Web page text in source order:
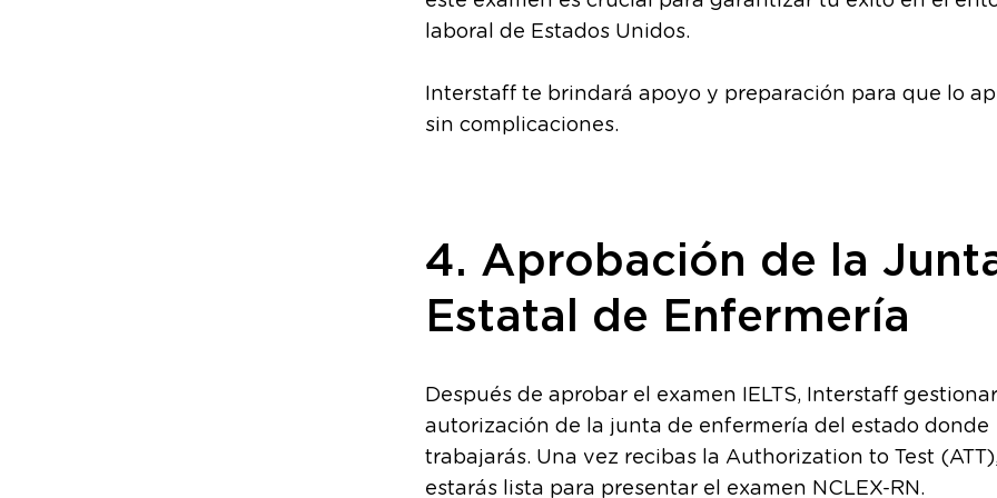
laboral de Estados Unidos.
Interstaff te brindará apoyo y preparación para que lo
sin complicaciones.
4. Aprobación de la
Estatal de Enfermería
Después de aprobar el examen IELTS, Interstaff
autorización de la junta de enfermería del estado donde
trabajarás. Una vez recibas la Authorization to Test (ATT),
estarás lista para presentar el examen NCLEX-RN.